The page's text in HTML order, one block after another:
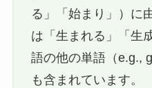
る」「始まり」）に
は「生まれる」「生
語の他の単語（e.g.,
も含まれています。